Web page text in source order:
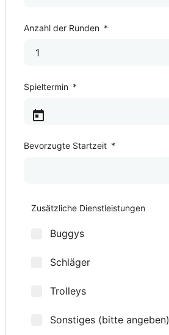
Anzahl der Runden *
Spieltermin *
Bevorzugte Startzeit *
2. Spieltermin*
Bevorzugte Startzeit *
3. Spieltermin*
Bevorzugte Startzeit *
4. Spieltermin*
Bevorzugte Startzeit *
5. Spieltermin*
Bevorzugte Startzeit *
Zusätzliche Dienstleistungen
Buggys
Schläger
Trolleys
Sonstiges (bitte angeben)